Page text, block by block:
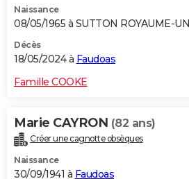
Naissance
08/05/1965 à SUTTON ROYAUME-UNI
Décès
18/05/2024 à Faudoas
Famille COOKE
Marie CAYRON (82 ans)
Créer une cagnotte obsèques
Naissance
30/09/1941 à Faudoas